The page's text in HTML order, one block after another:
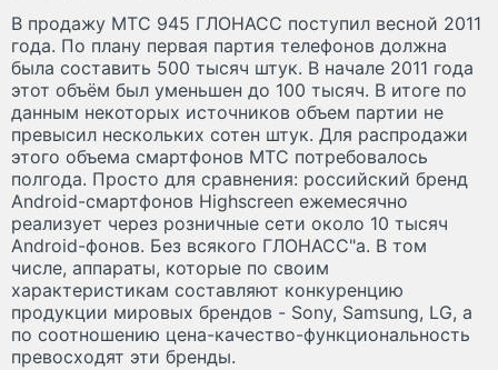
В продажу МТС 945 ГЛОНАСС поступил весной 2011
года. По плану первая партия телефонов должна
была составить 500 тысяч штук. В начале 2011 года
этот объём был уменьшен до 100 тысяч. В итоге по
данным некоторых источников объем партии не
превысил нескольких сотен штук. Для распродажи
этого объема смартфонов МТС потребовалось
полгода. Просто для сравнения: российский бренд
Android-смартфонов Highscreen ежемесячно
реализует через розничные сети около 10 тысяч
Android-фонов. Без всякого ГЛОНАСС"а. В том
числе, аппараты, которые по своим
характеристикам составляют конкуренцию
продукции мировых брендов - Sony, Samsung, LG, а
по соотношению цена-качество-функциональность
превосходят эти бренды.